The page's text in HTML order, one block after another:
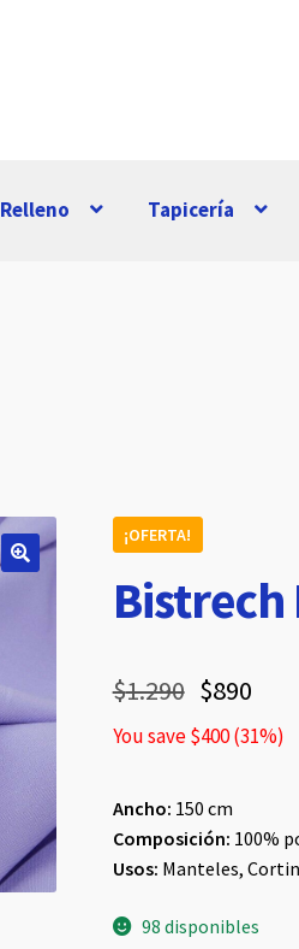
Relleno Tapicería
¡OFERTA!
Bistrech
$1.290 $890
You save$400(31%)
Ancho: 150 cm
Composición: 100%
Usos: Manteles,
98 disponibles